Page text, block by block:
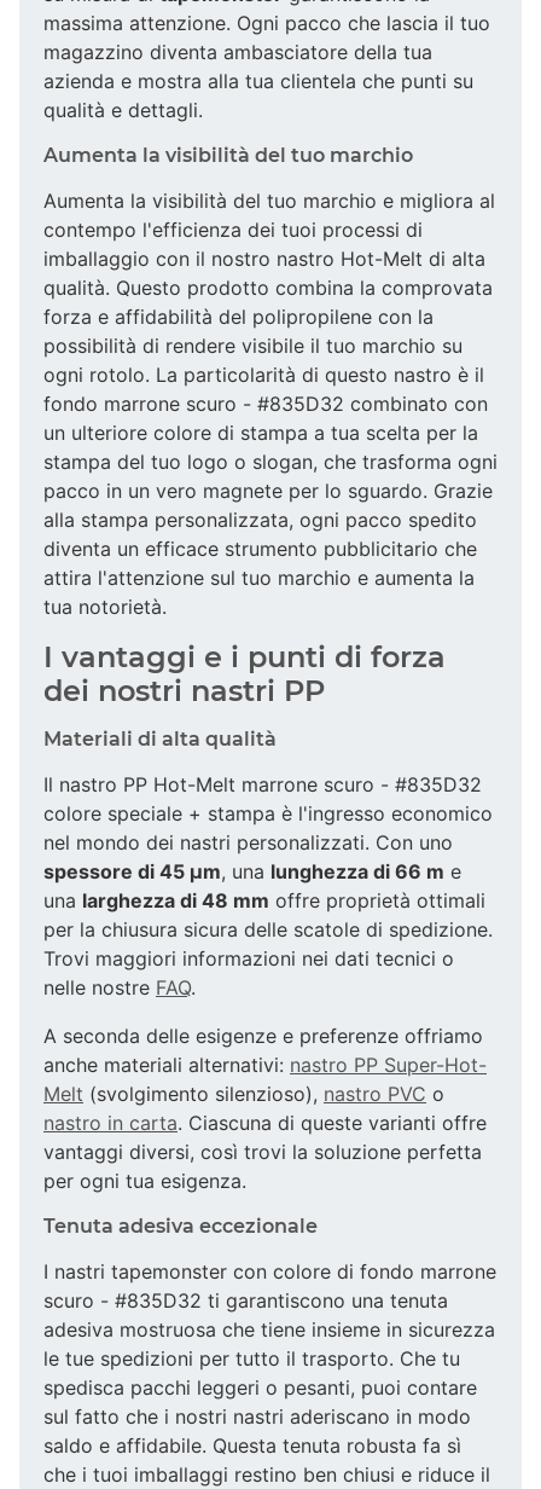
massima attenzione. Ogni pacco che lascia il tuo
magazzino diventa ambasciatore della tua
azienda e mostra alla tua clientela che punti su
qualità e dettagli.
Aumenta la visibilità del tuo marchio
Aumenta la visibilità del tuo marchio e migliora al
contempo l'efficienza dei tuoi processi di
imballaggio con il nostro nastro Hot-Melt di alta
qualità. Questo prodotto combina la comprovata
forza e affidabilità del polipropilene con la
possibilità di rendere visibile il tuo marchio su
ogni rotolo. La particolarità di questo nastro è il
fondo marrone scuro - #835D32 combinato con
un ulteriore colore di stampa a tua scelta per la
stampa del tuo logo o slogan, che trasforma ogni
pacco in un vero magnete per lo sguardo. Grazie
alla stampa personalizzata, ogni pacco spedito
diventa un efficace strumento pubblicitario che
attira l'attenzione sul tuo marchio e aumenta la
tua notorietà.
I vantaggi e i punti di forza
dei nostri nastri PP
Materiali di alta qualità
Il nastro PP Hot-Melt marrone scuro - #835D32
colore speciale + stampa è l'ingresso economico
nel mondo dei nastri personalizzati. Con uno
spessore di 45 µm, una lunghezza di 66 m e
una larghezza di 48 mm offre proprietà ottimali
per la chiusura sicura delle scatole di spedizione.
Trovi maggiori informazioni nei dati tecnici o
nelle nostre FAQ.
A seconda delle esigenze e preferenze offriamo
anche materiali alternativi: nastro PP Super-Hot-
Melt (svolgimento silenzioso), nastro PVC o
nastro in carta. Ciascuna di queste varianti offre
vantaggi diversi, così trovi la soluzione perfetta
per ogni tua esigenza.
Tenuta adesiva eccezionale
I nastri tapemonster con colore di fondo marrone
scuro - #835D32 ti garantiscono una tenuta
adesiva mostruosa che tiene insieme in sicurezza
le tue spedizioni per tutto il trasporto. Che tu
spedisca pacchi leggeri o pesanti, puoi contare
sul fatto che i nostri nastri aderiscano in modo
saldo e affidabile. Questa tenuta robusta fa sì
che i tuoi imballaggi restino ben chiusi e riduce il